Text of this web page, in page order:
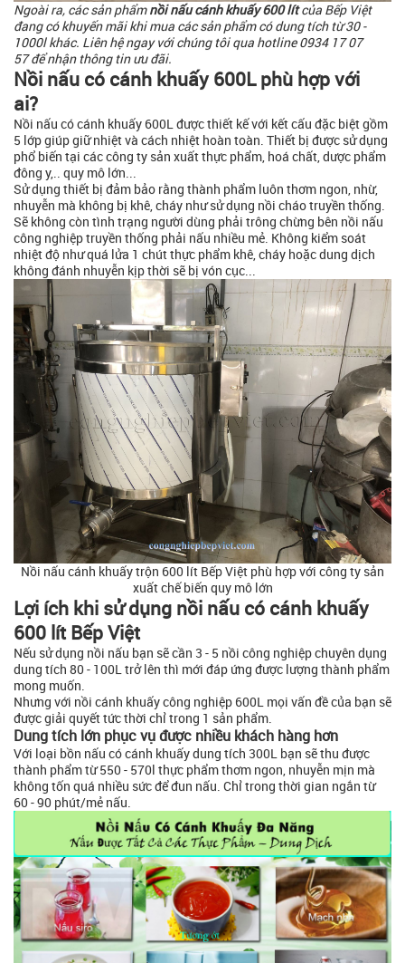
Ngoài ra, các sản phẩmnồi nấu cánh khuấy 600 lítcủa Bếp Việt
đang có khuyến mãi khi mua các sản phẩm có dung tích từ 30 -
1000l khác. Liên hệ ngay với chúng tôi qua hotline 0934 17 07
57 để nhận thông tin ưu đãi.
Nồi nấu có cánh khuấy 600L phù hợp với
ai?
Nồi nấu có cánh khuấy 600L được thiết kế với kết cấu đặc biệt gồm
5 lớp giúp giữ nhiệt và cách nhiệt hoàn toàn. Thiết bị được sử dụng
phổ biến tại các công ty sản xuất thực phẩm, hoá chất, dược phẩm
đông y,.. quy mô lớn...
Sử dụng thiết bị đảm bảo rằng thành phẩm luôn thơm ngon, nhừ,
nhuyễn mà không bị khê, cháy như sử dụng nồi cháo truyền thống.
Sẽ không còn tình trạng người dùng phải trông chừng bên nồi nấu
công nghiệp truyền thống phải nấu nhiều mẻ. Không kiểm soát
nhiệt độ như quá lửa 1 chút thực phẩm khê, cháy hoặc dung dịch
không đánh nhuyễn kịp thời sẽ bị vón cục...
Nồi nấu cánh khuấy trộn 600 lít Bếp Việt phù hợp với công ty sản
xuất chế biến quy mô lớn
Lợi ích khi sử dụng nồi nấu có cánh khuấy
600 lít Bếp Việt
Nếu sử dụng nồi nấu bạn sẽ cần 3 - 5 nồi công nghiệp chuyên dụng
dung tích 80 - 100L trở lên thì mới đáp ứng được lượng thành phẩm
mong muốn.
Nhưng với nồi cánh khuấy công nghiệp 600L mọi vấn đề của bạn sẽ
được giải quyết tức thời chỉ trong 1 sản phẩm.
Dung tích lớn phục vụ được nhiều khách hàng hơn
Với loại bồn nấu có cánh khuấy dung tích 300L bạn sẽ thu được
thành phẩm từ 550 - 570l thực phẩm thơm ngon, nhuyễn mịn mà
không tốn quá nhiều sức để đun nấu. Chỉ trong thời gian ngắn từ
60 - 90 phút/mẻ nấu.